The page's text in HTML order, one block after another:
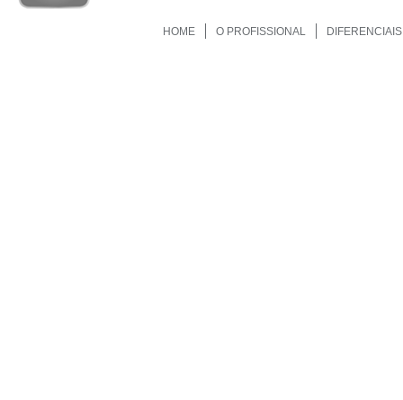
HOME O PROFISSIONAL DIFERENCIAIS